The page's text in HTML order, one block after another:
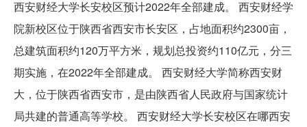
西安财经大学长安校区预计2022年全部建成。 西安财经学
院新校区位于陕西省西安市长安区，占地面积约2300亩，
总建筑面积约120万平方米，规划总投资约110亿元，分三
期实施，在2022年全部建成。 西安财经大学简称西安财
大，位于陕西省西安市，是由陕西省人民政府与国家统计
局共建的普通高等学校。 西安财经大学长安校区在哪西安